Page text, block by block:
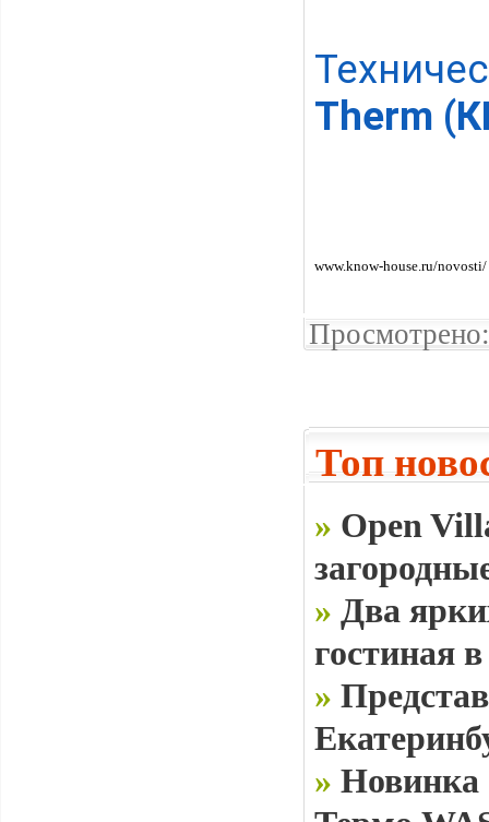
Therm
www.know-house.ru/novosti/
Топ
» Open
» Два
гостиная
»
» Новинка